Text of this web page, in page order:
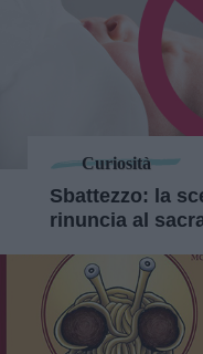
Curiosità
Sbattezzo: la
rinuncia al